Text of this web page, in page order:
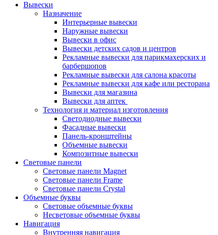
Вывески
Назначение
Интерьерные вывески
Наружные вывески
Вывески в офис
Вывески детских садов и центров
Рекламные вывески для парикмахерских и
барбершопов
Рекламные вывески для салона красоты
Рекламные вывески для кафе или ресторана
Вывески для магазина
Вывески для аптек
Технология и материал изготовления
Светодиодные вывески
Фасадные вывески
Панель-кронштейны
Объемные вывески
Композитные вывески
Световые панели
Световые панели Magnet
Световые панели Frame
Световые панели Crystal
Объемные буквы
Световые объемные буквы
Несветовые объемные буквы
Навигация
Внутренняя навигация